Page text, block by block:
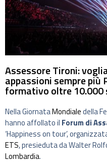
Assessore Tironi:
appassioni sempre più
formativo oltre
Nella GiornataMondialedella
hanno affollato il Forum di
‘Happiness on tour’,
ETS, presieduta da Walter
Lombardia.